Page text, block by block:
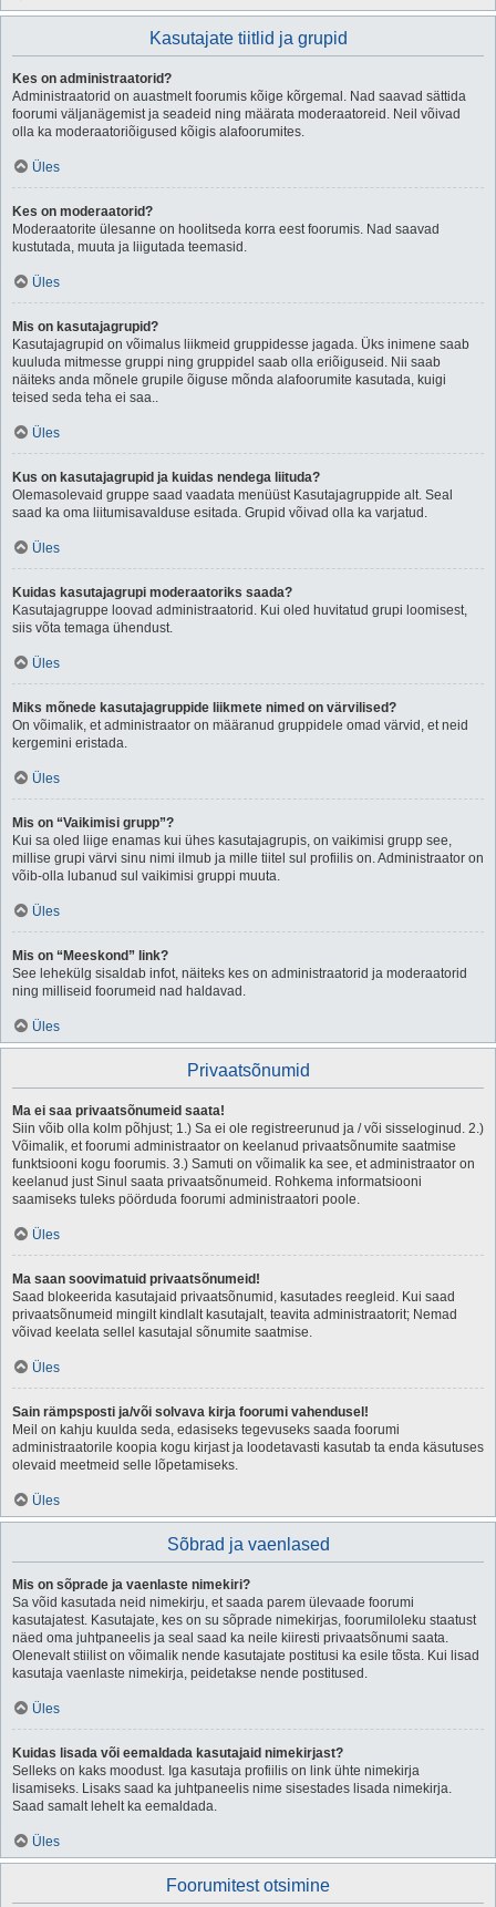
Kasutajate tiitlid ja grupid
Kes on administraatorid?
Administraatorid on auastmelt foorumis kõige kõrgemal. Nad saavad sättida
foorumi väljanägemist ja seadeid ning määrata moderaatoreid. Neil võivad
olla ka moderaatoriõigused kõigis alafoorumites.
Üles
Kes on moderaatorid?
Moderaatorite ülesanne on hoolitseda korra eest foorumis. Nad saavad
kustutada, muuta ja liigutada teemasid.
Üles
Mis on kasutajagrupid?
Kasutajagrupid on võimalus liikmeid gruppidesse jagada. Üks inimene saab
kuuluda mitmesse gruppi ning gruppidel saab olla eriõiguseid. Nii saab
näiteks anda mõnele grupile õiguse mõnda alafoorumite kasutada, kuigi
teised seda teha ei saa..
Üles
Kus on kasutajagrupid ja kuidas nendega liituda?
Olemasolevaid gruppe saad vaadata menüüst Kasutajagruppide alt. Seal
saad ka oma liitumisavalduse esitada. Grupid võivad olla ka varjatud.
Üles
Kuidas kasutajagrupi moderaatoriks saada?
Kasutajagruppe loovad administraatorid. Kui oled huvitatud grupi loomisest,
siis võta temaga ühendust.
Üles
Miks mõnede kasutajagruppide liikmete nimed on värvilised?
On võimalik, et administraator on määranud gruppidele omad värvid, et neid
kergemini eristada.
Üles
Mis on “Vaikimisi grupp”?
Kui sa oled liige enamas kui ühes kasutajagrupis, on vaikimisi grupp see,
millise grupi värvi sinu nimi ilmub ja mille tiitel sul profiilis on. Administraator on
võib-olla lubanud sul vaikimisi gruppi muuta.
Üles
Mis on “Meeskond” link?
See lehekülg sisaldab infot, näiteks kes on administraatorid ja moderaatorid
ning milliseid foorumeid nad haldavad.
Üles
Privaatsõnumid
Ma ei saa privaatsõnumeid saata!
Siin võib olla kolm põhjust; 1.) Sa ei ole registreerunud ja / või sisseloginud. 2.)
Võimalik, et foorumi administraator on keelanud privaatsõnumite saatmise
funktsiooni kogu foorumis. 3.) Samuti on võimalik ka see, et administraator on
keelanud just Sinul saata privaatsõnumeid. Rohkema informatsiooni
saamiseks tuleks pöörduda foorumi administraatori poole.
Üles
Ma saan soovimatuid privaatsõnumeid!
Saad blokeerida kasutajaid privaatsõnumid, kasutades reegleid. Kui saad
privaatsõnumeid mingilt kindlalt kasutajalt, teavita administraatorit; Nemad
võivad keelata sellel kasutajal sõnumite saatmise.
Üles
Sain rämpsposti ja/või solvava kirja foorumi vahendusel!
Meil on kahju kuulda seda, edasiseks tegevuseks saada foorumi
administraatorile koopia kogu kirjast ja loodetavasti kasutab ta enda käsutuses
olevaid meetmeid selle lõpetamiseks.
Üles
Sõbrad ja vaenlased
Mis on sõprade ja vaenlaste nimekiri?
Sa võid kasutada neid nimekirju, et saada parem ülevaade foorumi
kasutajatest. Kasutajate, kes on su sõprade nimekirjas, foorumiloleku staatust
näed oma juhtpaneelis ja seal saad ka neile kiiresti privaatsõnumi saata.
Olenevalt stiilist on võimalik nende kasutajate postitusi ka esile tõsta. Kui lisad
kasutaja vaenlaste nimekirja, peidetakse nende postitused.
Üles
Kuidas lisada või eemaldada kasutajaid nimekirjast?
Selleks on kaks moodust. Iga kasutaja profiilis on link ühte nimekirja
lisamiseks. Lisaks saad ka juhtpaneelis nime sisestades lisada nimekirja.
Saad samalt lehelt ka eemaldada.
Üles
Foorumitest otsimine